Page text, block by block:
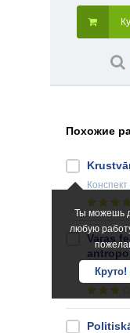
Похожие
Ты можешь
любую
Круто!
Конспект
Varas
Конспект